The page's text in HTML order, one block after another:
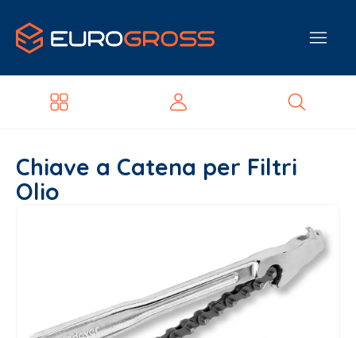
Chiave a Catena per Filtri
Olio